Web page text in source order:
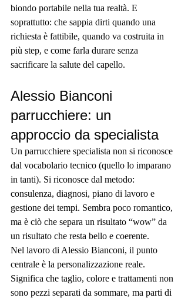
biondo portabile nella tua realtà. E
soprattutto: che sappia dirti quando una
richiesta è fattibile, quando va costruita in
più step, e come farla durare senza
sacrificare la salute del capello.
Alessio Bianconi
parrucchiere: un
approccio da specialista
Un parrucchiere specialista non si riconosce
dal vocabolario tecnico (quello lo imparano
in tanti). Si riconosce dal metodo:
consulenza, diagnosi, piano di lavoro e
gestione dei tempi. Sembra poco romantico,
ma è ciò che separa un risultato “wow” da
un risultato che resta bello e coerente.
Nel lavoro di Alessio Bianconi, il punto
centrale è la personalizzazione reale.
Significa che taglio, colore e trattamenti non
sono pezzi separati da sommare, ma parti di